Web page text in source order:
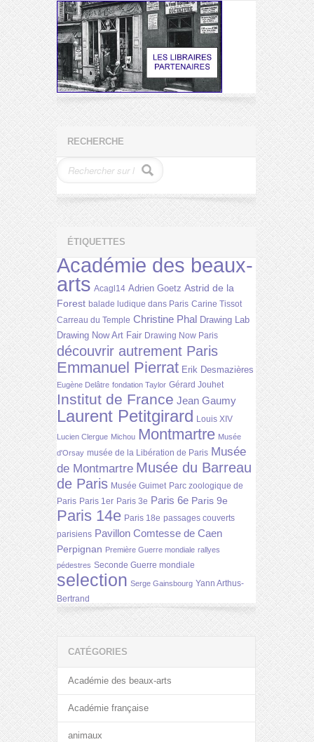
RECHERCHE
ÉTIQUETTES
Académie des beaux-
arts Acagl14 Adrien Goetz Astrid de la
Forest balade ludique dans Paris Carine Tissot
Carreau du Temple Christine Phal Drawing Lab
Drawing Now Art Fair Drawing Now Paris
découvrir autrement Paris
Emmanuel Pierrat Erik Desmazières
Eugène Delâtre fondation Taylor Gérard Jouhet
Institut de France Jean Gaumy
Laurent Petitgirard Louis XIV
Lucien Clergue Michou Montmartre Musée
d'Orsay musée de la Libération de Paris Musée
de Montmartre Musée du Barreau
de Paris Musée Guimet Parc zoologique de
Paris Paris 1er Paris 3e Paris 6e Paris 9e
Paris 14e Paris 18e passages couverts
parisiens Pavillon Comtesse de Caen
Perpignan Première Guerre mondiale rallyes
pédestres Seconde Guerre mondiale
selection Serge Gainsbourg Yann Arthus-
Bertrand
CATÉGORIES
Académie des beaux-arts
Académie française
animaux